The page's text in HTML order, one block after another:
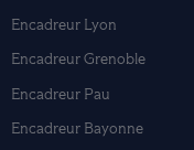
Encadreur Lyon
Encadreur Grenoble
Encadreur Pau
Encadreur Bayonne